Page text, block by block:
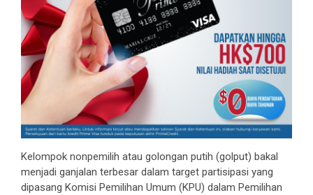
Kelompok nonpemilih atau golongan putih (golput) bakal
menjadi ganjalan terbesar dalam target partisipasi yang
dipasang Komisi Pemilihan Umum (KPU) dalam Pemilihan